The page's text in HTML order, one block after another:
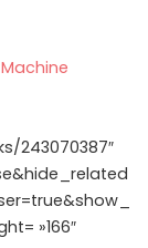
243070387″
»166″